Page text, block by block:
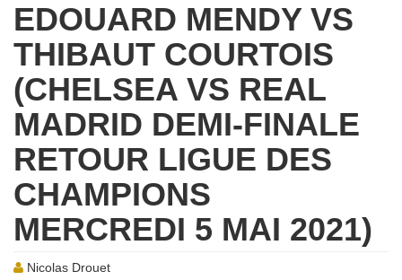
EDOUARD MENDY VS
THIBAUT COURTOIS
(CHELSEA VS REAL
MADRID DEMI-FINALE
RETOUR LIGUE DES
CHAMPIONS
MERCREDI 5 MAI 2021)
Nicolas Drouet